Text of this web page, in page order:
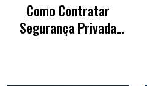
Como Contratar
Segurança Privada